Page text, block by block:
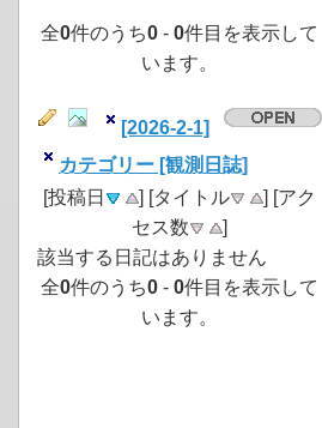
全0件のうち0 - 0件目を表示して
います。
[2026-2-1]
カテゴリー [観測日誌]
[投稿日
] [タイトル
] [アク
セス数
]
該当する日記はありません
全0件のうち0 - 0件目を表示して
います。